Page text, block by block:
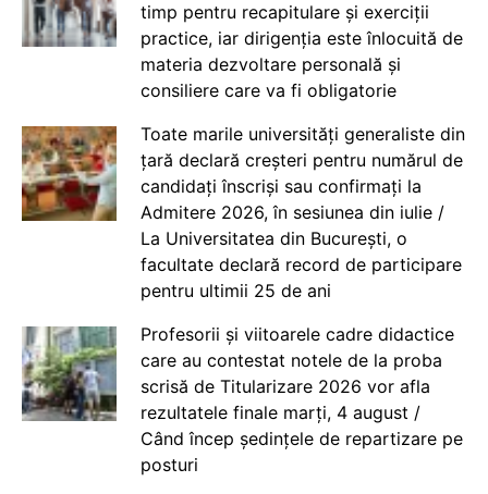
timp pentru recapitulare și exerciții
practice, iar dirigenția este înlocuită de
materia dezvoltare personală și
consiliere care va fi obligatorie
Toate marile universități generaliste din
țară declară creșteri pentru numărul de
candidați înscriși sau confirmați la
Admitere 2026, în sesiunea din iulie /
La Universitatea din București, o
facultate declară record de participare
pentru ultimii 25 de ani
Profesorii și viitoarele cadre didactice
care au contestat notele de la proba
scrisă de Titularizare 2026 vor afla
rezultatele finale marți, 4 august /
Când încep ședințele de repartizare pe
posturi